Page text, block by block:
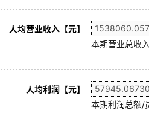
人均营业收入【元】
本期营业总收
人均利润【元】
本期利润总额/